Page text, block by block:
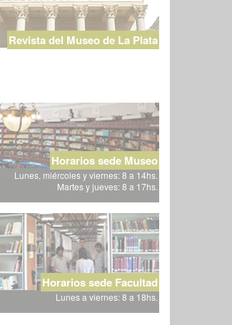
Revista del Museo de La Plata
Horarios sede Museo
Lunes, miércoles y viernes: 8 a 14hs.
Martes y jueves: 8 a 17hs.
Horarios sede Facultad
Lunes a viernes: 8 a 18hs.